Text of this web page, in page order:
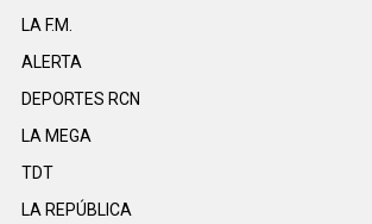
LA F.M.
ALERTA
DEPORTES RCN
LA MEGA
TDT
LA REPÚBLICA